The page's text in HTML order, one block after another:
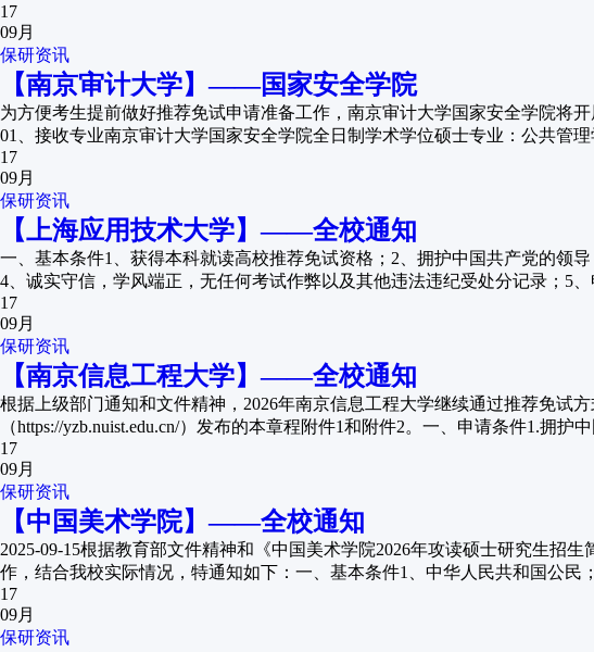
17
09月
保研资讯
【南京审计大学】——国家安全学院
为方便考生提前做好推荐免试申请准备工作，南京审计大学国家安全学院将
01、接收专业南京审计大学国家安全学院全日制学术学位硕士专业：公共管
17
09月
保研资讯
【上海应用技术大学】——全校通知
一、基本条件1、获得本科就读高校推荐免试资格；2、拥护中国共产党的领
4、诚实守信，学风端正，无任何考试作弊以及其他违法违纪受处分记录；5
17
09月
保研资讯
【南京信息工程大学】——全校通知
根据上级部门通知和文件精神，2026年南京信息工程大学继续通过推荐免试
（https://yzb.nuist.edu.cn/）发布的本章程附件1和附件2。一、申请条件1.拥
17
09月
保研资讯
【中国美术学院】——全校通知
2025-09-15根据教育部文件精神和《中国美术学院2026年攻读硕士研究生招
作，结合我校实际情况，特通知如下：一、基本条件1、中华人民共和国公民
17
09月
保研资讯